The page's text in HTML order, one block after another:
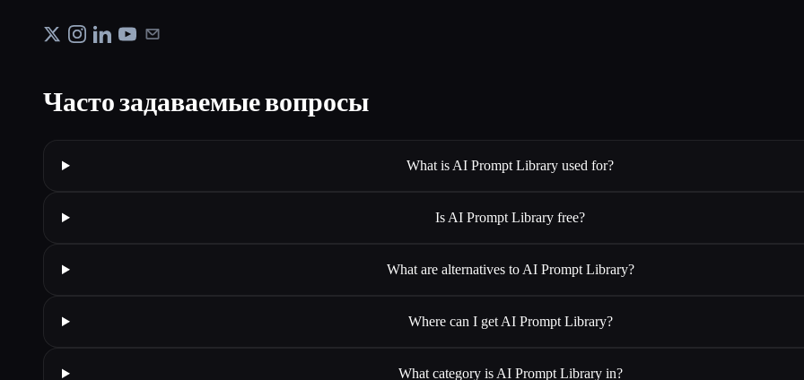
Часто задаваемые вопросы
What is AI Prompt Library used for?
Is AI Prompt Library free?
What are alternatives to AI Prompt Library?
Where can I get AI Prompt Library?
What category is AI Prompt Library in?